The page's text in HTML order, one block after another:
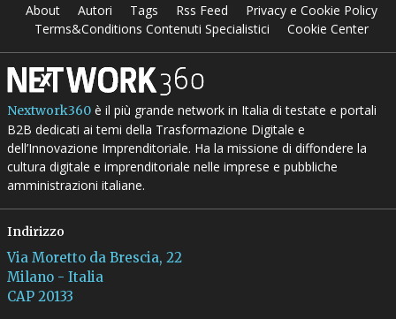
About Autori Tags Rss Feed
Privacy e Cookie Policy
Terms&Conditions Contenuti Specialistici
Cookie Center
Nextwork360è il più grande network in Italia di testate e portali
B2B dedicati ai temi della Trasformazione Digitale e
dell’Innovazione Imprenditoriale. Ha la missione di diffondere la
cultura digitale e imprenditoriale nelle imprese e pubbliche
amministrazioni italiane.
Indirizzo
Via Moretto da Brescia, 22
Milano - Italia
CAP 20133